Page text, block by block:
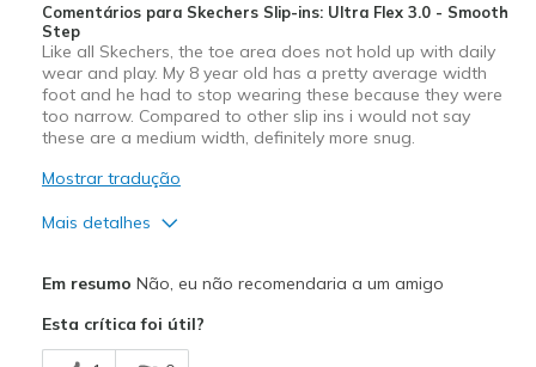
Comentários para Skechers Slip-ins: Ultra Flex 3.0 - Smooth
Step
Like all Skechers, the toe area does not hold up with daily
wear and play. My 8 year old has a pretty average width
foot and he had to stop wearing these because they were
too narrow. Compared to other slip ins i would not say
these are a medium width, definitely more snug.
Mostrar tradução
Mais detalhes
Sizing
Feels true to size
Em resumo Não, eu não recomendaria a um amigo
Esta crítica foi útil?